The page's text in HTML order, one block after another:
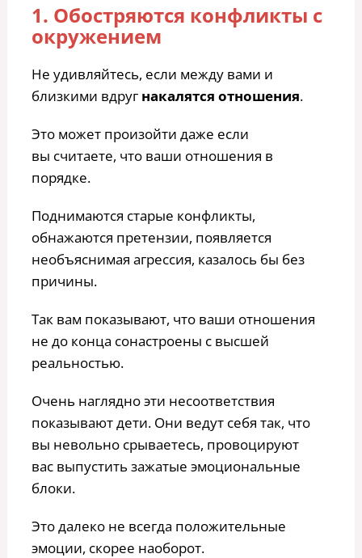
1. Обостряются конфликты с
окружением
Не удивляйтесь, если между вами и
близкими вдруг накалятся отношения.
Это может произойти даже если
вы считаете, что ваши отношения в
порядке.
Поднимаются старые конфликты,
обнажаются претензии, появляется
необъяснимая агрессия, казалось бы без
причины.
Так вам показывают, что ваши отношения
не до конца сонастроены с высшей
реальностью.
Очень наглядно эти несоответствия
показывают дети. Они ведут себя так, что
вы невольно срываетесь, провоцируют
вас выпустить зажатые эмоциональные
блоки.
Это далеко не всегда положительные
эмоции, скорее наоборот.